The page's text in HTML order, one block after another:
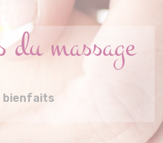
massage
bienfaits